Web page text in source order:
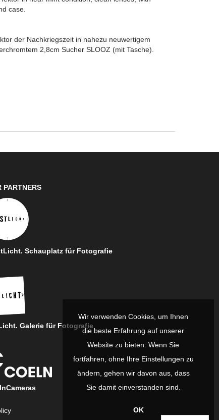
case.
der Nachkriegszeit in nahezu neuwertigem
2,8cm Sucher SLOOZ (mit Tasche).
PARTNERS
Schauplatz für Fotografie
Galerie für Fotografie
Wir verwenden Cookies, um Ihnen
die beste Erfahrung auf unserer
Website zu bieten. Wenn Sie
fortfahren, ohne Ihre Einstellungen zu
ändern, gehen wir davon aus, dass
Sie damit einverstanden sind.
OK